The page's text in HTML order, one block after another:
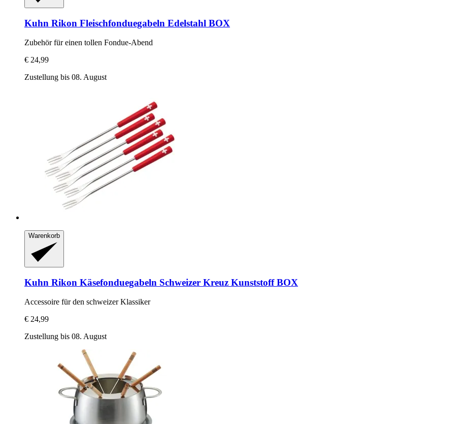
Kuhn Rikon Fleischfonduegabeln Edelstahl BOX
Zubehör für einen tollen Fondue-​Abend
€ 24,99
Zustellung bis 08. August
Warenkorb
Kuhn Rikon Käsefonduegabeln Schweizer Kreuz Kunststoff BOX
Accessoire für den schweizer Klassiker
€ 24,99
Zustellung bis 08. August